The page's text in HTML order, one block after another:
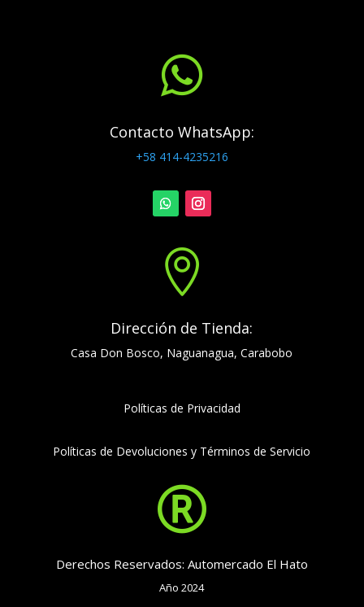

Contacto WhatsApp:
+58 414-4235216

Dirección de Tienda:
Casa Don Bosco, Naguanagua, Carabobo
Políticas de Privacidad
Políticas de Devoluciones y Términos de Servicio

Derechos Reservados: Automercado El Hato
Año 2024